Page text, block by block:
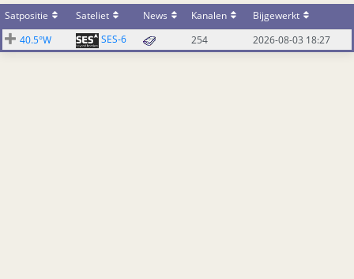
Satpositie Sateliet News Kanalen
Bijgewerkt
40.5°W
SES-6 254 2026-08-03 18:27